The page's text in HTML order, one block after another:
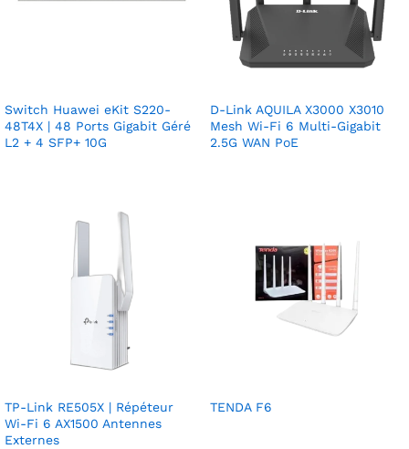
Switch Huawei eKit S220-
48T4X | 48 Ports Gigabit Géré
L2 + 4 SFP+ 10G
D-Link AQUILA X3000 X3010
Mesh Wi-Fi 6 Multi-Gigabit
2.5G WAN PoE
TP-Link RE505X | Répéteur
Wi-Fi 6 AX1500 Antennes
Externes
TENDA F6